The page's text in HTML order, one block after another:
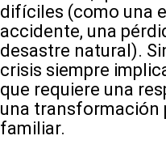
difíciles (como una
accidente, una
desastre natural).
crisis siempre
que requiere una
una transformación
familiar.